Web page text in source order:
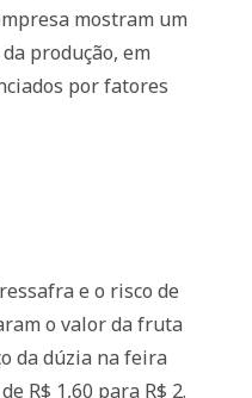
mostram um
produção, em
por fatores
e o risco de
o valor da fruta
da dúzia na feira
R$ 1,60 para R$ 2.